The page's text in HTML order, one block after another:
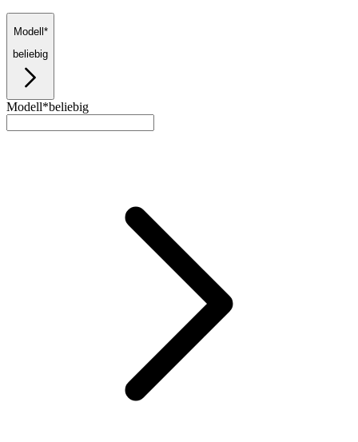
Modell*
beliebig
Modell*beliebig